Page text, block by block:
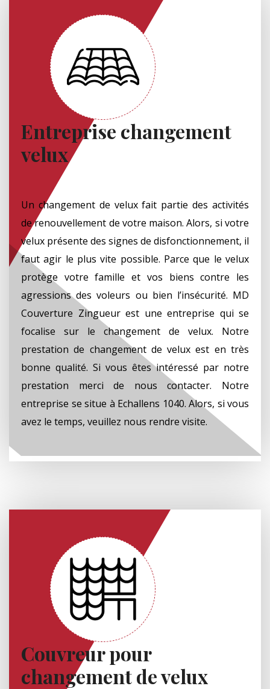
Entreprise changement
velux
Un changement de velux fait partie des activités
de renouvellement de votre maison. Alors, si votre
velux présente des signes de disfonctionnement, il
faut agir le plus vite possible. Parce que le velux
protège votre famille et vos biens contre les
agressions des voleurs ou bien l’insécurité. MD
Couverture Zingueur est une entreprise qui se
focalise sur le changement de velux. Notre
prestation de changement de velux est en très
bonne qualité. Si vous êtes intéressé par notre
prestation merci de nous contacter. Notre
entreprise se situe à Echallens 1040. Alors, si vous
avez le temps, veuillez nous rendre visite.
Couvreur pour
changement de velux